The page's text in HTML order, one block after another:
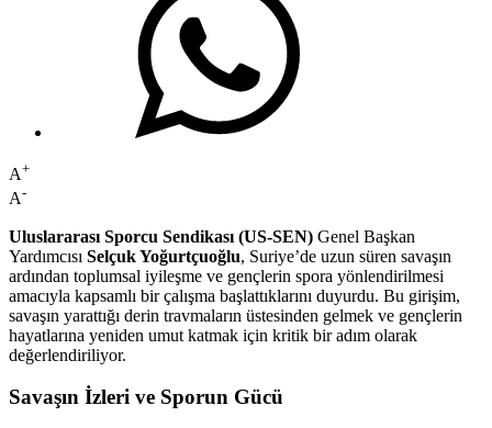
A+
A-
Uluslararası Sporcu Sendikası (US-SEN) Genel Başkan
Yardımcısı Selçuk Yoğurtçuoğlu, Suriye’de uzun süren savaşın
ardından toplumsal iyileşme ve gençlerin spora yönlendirilmesi
amacıyla kapsamlı bir çalışma başlattıklarını duyurdu. Bu girişim,
savaşın yarattığı derin travmaların üstesinden gelmek ve gençlerin
hayatlarına yeniden umut katmak için kritik bir adım olarak
değerlendiriliyor.
Savaşın İzleri ve Sporun Gücü